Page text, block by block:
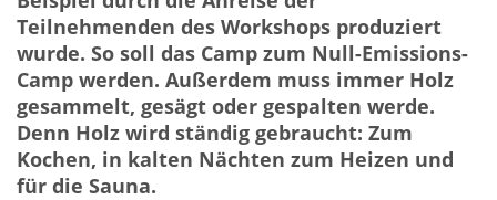
Teilnehmenden des Workshops produziert
wurde. So soll das Camp zum Null-Emissions-
Camp werden. Außerdem muss immer Holz
gesammelt, gesägt oder gespalten werde.
Denn Holz wird ständig gebraucht: Zum
Kochen, in kalten Nächten zum Heizen und
für die Sauna.